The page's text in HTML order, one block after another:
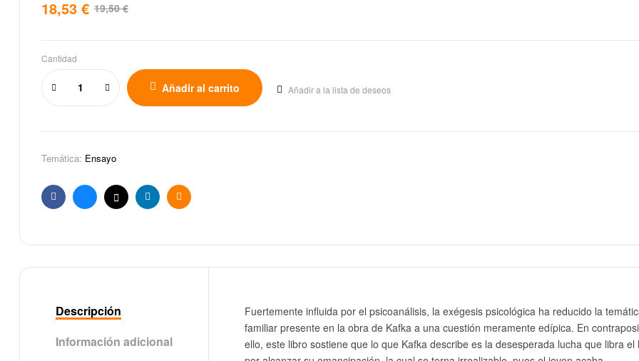
19,50€
18,53 €
Cantidad
Añadir al carrito Añadir a la lista de deseos
Temática: Ensayo
FacebookBlueskyX LinkedinEmail
Descripción
Información adicional
Fuertemente influida por el psicoanálisis, la exégesis psicológica ha reducido la
familiar presente en la obra de Kafka a una cuestión meramente edípica. En
ello, este libro sostiene que lo que Kafka describe es la desesperada lucha que libra el